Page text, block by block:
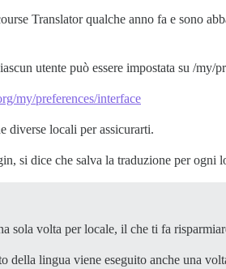
Translator qualche anno fa e sono
utente può essere impostata su /my/
my/preferences/interface
diverse locali per assicurarti.
si dice che salva la traduzione per ogni
sola volta per locale, il che ti fa
della lingua viene eseguito anche una